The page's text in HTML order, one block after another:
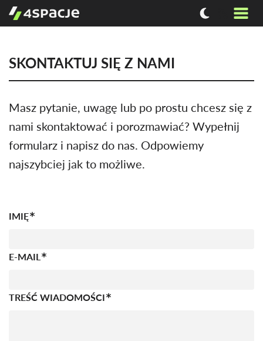
SKONTAKTUJ SIĘ Z NAMI
Masz pytanie, uwagę lub po prostu chcesz się z
nami skontaktować i porozmawiać? Wypełnij
formularz i napisz do nas. Odpowiemy
najszybciej jak to możliwe.
IMIĘ
E-MAIL
TREŚĆ WIADOMOŚCI